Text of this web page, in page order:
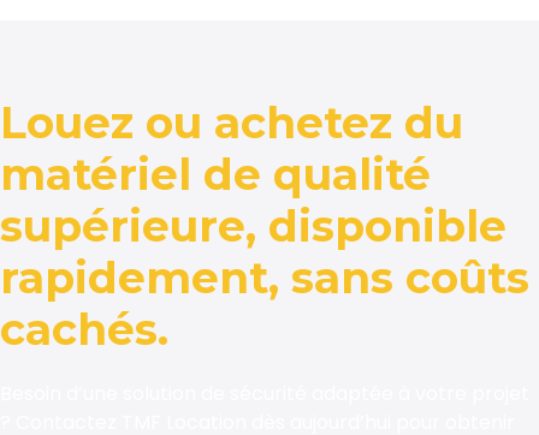
Louez ou achetez du
matériel de qualité
supérieure, disponible
rapidement, sans coûts
cachés.